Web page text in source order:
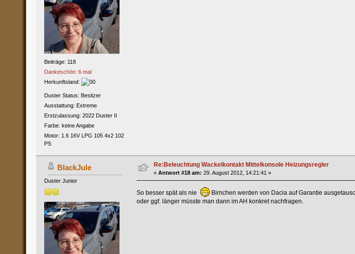
Beiträge: 118
Dankeschön: 6 mal
Herkunftsland:
Duster Status: Besitzer
Ausstattung: Extreme
Erstzulassung: 2022 Duster II
Farbe: keine Angabe
Motor: 1.6 16V LPG 105 4x2 102
PS
BlackJule
Duster Junior
Re:Beleuchtung Wackelkontakt Mittelkonsole Heizungsregler
« Antwort #18 am: 29. August 2012, 14:21:41 »
So besser spät als nie
Birnchen werden von Dacia auf Garantie
oder ggf. länger müsste man dann im AH konkret nachfragen.